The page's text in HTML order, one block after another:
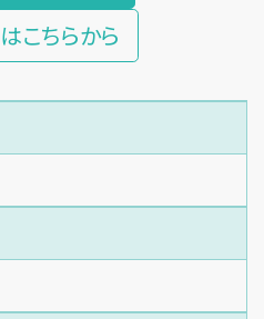
こちらから